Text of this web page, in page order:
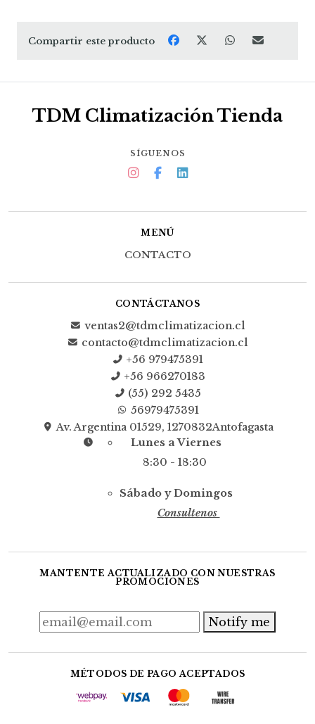
Compartir este producto
TDM Climatización Tienda
SÍGUENOS
MENÚ
CONTACTO
CONTÁCTANOS
ventas2@tdmclimatizacion.cl
contacto@tdmclimatizacion.cl
+56 979475391
+56 966270183
(55) 292 5435
56979475391
Av. Argentina 01529, 1270832Antofagasta
Lunes a Viernes
8:30 - 18:30
Sábado y Domingos
Consultenos
MANTENTE ACTUALIZADO CON NUESTRAS
PROMOCIONES
Notify me
MÉTODOS DE PAGO ACEPTADOS